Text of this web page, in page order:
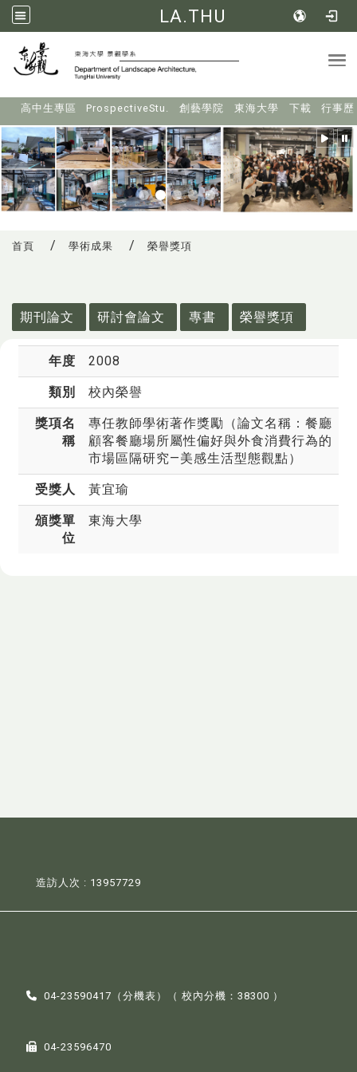
LA.THU
高中生專區 ProspectiveStu. 創藝學院 東海大學 下載 行事歷
首頁 學術成果 榮譽獎項
期刊論文
研討會論文 專書 榮譽獎項
年度 2008
類別 校內榮譽
獎項名
稱
專任教師學術著作獎勵（論文名稱：餐廳
顧客餐廳場所屬性偏好與外食消費行為的
市場區隔研究—美感生活型態觀點）
受獎人 黃宜瑜
頒獎單
位
東海大學
造訪人次 : 13957729
04-23590417（分機表 ）（ 校內分機：38300 ）
04-23596470